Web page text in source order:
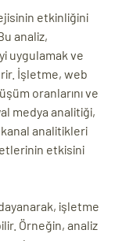
etkinliğini
analiz,
uygulamak ve
İşletme, web
oranlarını ve
medya analitiği,
analitikleri
etkisini
işletme
Örneğin, analiz